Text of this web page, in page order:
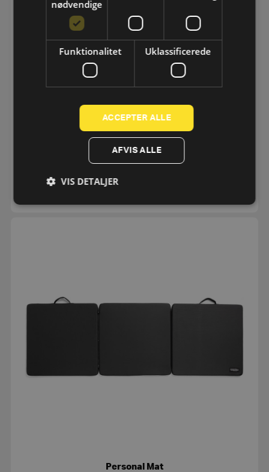
Kettlebell 4-24kg
762,50kr.
Personal Mat
nødvendige
Funktionalitet Uklassificerede
ACCEPTER ALLE
AFVIS ALLE
VIS DETALJER